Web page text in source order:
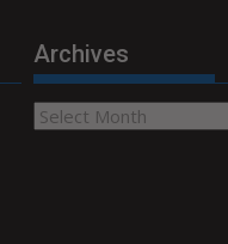
Archives
Archives